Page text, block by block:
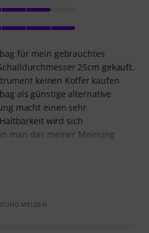
für mein gebrauchtes
25cm gekauft.
keinen Koffer kaufen
als günstige alternative
macht einen sehr
wird sich
man das meiner Meinung
MELDEN